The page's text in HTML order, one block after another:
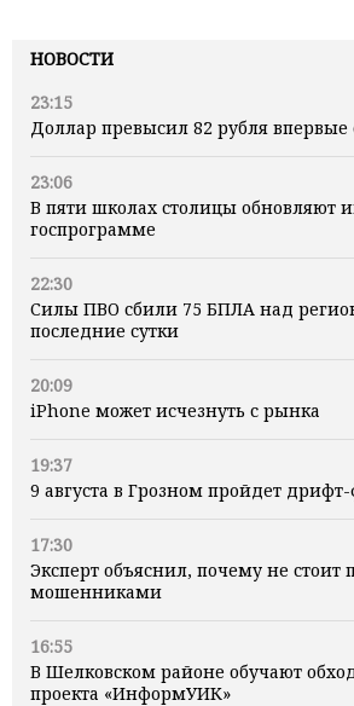
НОВОСТИ
23:15
Доллар превысил 82 рубля впервые
23:06
В пяти школах столицы обновляют
госпрограмме
22:30
Силы ПВО сбили 75 БПЛА над
последние сутки
20:09
iPhone может исчезнуть с рынка
19:37
9 августа в Грозном пройдет
17:30
Эксперт объяснил, почему не стоит
мошенниками
16:55
В Шелковском районе обучают
проекта «ИнформУИК»